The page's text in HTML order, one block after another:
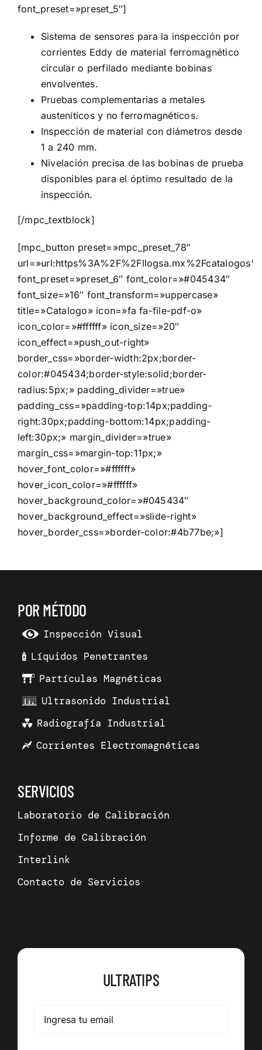
font_preset=»preset_5″]
Sistema de sensores para la inspección por
corrientes Eddy de material ferromagnético
circular o perfilado mediante bobinas
envolventes.
Pruebas complementarias a metales
austeníticos y no ferromagnéticos.
Inspección de material con diámetros desde
1 a 240 mm.
Nivelación precisa de las bobinas de prueba
disponibles para el óptimo resultado de la
inspección.
[/mpc_textblock]
[mpc_button preset=»mpc_preset_78″
font_preset=»preset_6″ font_color=»#045434″
font_size=»16″ font_transform=»uppercase»
title=»Catalogo» icon=»fa fa-file-pdf-o»
icon_color=»#ffffff» icon_size=»20″
icon_effect=»push_out-right»
border_css=»border-width:2px;border-
color:#045434;border-style:solid;border-
radius:5px;» padding_divider=»true»
padding_css=»padding-top:14px;padding-
right:30px;padding-bottom:14px;padding-
left:30px;» margin_divider=»true»
margin_css=»margin-top:11px;»
hover_font_color=»#ffffff»
hover_icon_color=»#ffffff»
hover_background_color=»#045434″
hover_background_effect=»slide-right»
hover_border_css=»border-color:#4b77be;»]
POR MÉTODO
Inspección Visual
Líquidos Penetrantes
Partículas Magnéticas
Ultrasonido Industrial
Radiografía Industrial
Corrientes Electromagnéticas
SERVICIOS
Laboratorio de Calibración
Informe de Calibración
Interlink
Contacto de Servicios
ULTRATIPS